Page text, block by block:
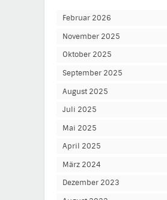
Februar 2026
November 2025
Oktober 2025
September 2025
August 2025
Juli 2025
Mai 2025
April 2025
März 2024
Dezember 2023